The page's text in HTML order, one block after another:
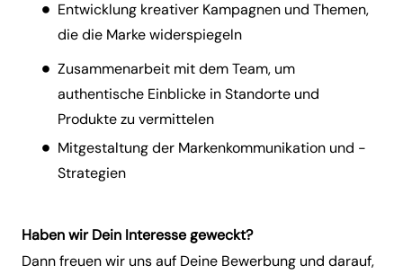
Entwicklung kreativer Kampagnen und Themen,
die die Marke widerspiegeln
Zusammenarbeit mit dem Team, um
authentische Einblicke in Standorte und
Produkte zu vermittelen
Mitgestaltung der Markenkommunikation und -
Strategien
Haben wir Dein Interesse geweckt?
Dann freuen wir uns auf Deine Bewerbung und darauf,